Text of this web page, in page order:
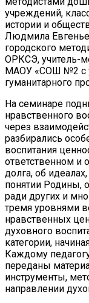
учреждений,
истории и
Людмила
городского
ОРКСЭ, учитель-
МАОУ «СОШ №2 с
гуманитарного
На семинаре
нравственного
через
разбирались
воспитания
ответственном и
долга, об
понятии Родины,
ради других и
тремя уровнями
нравственных
духовного
категории,
Каждому
переданы
инструменты,
направлении